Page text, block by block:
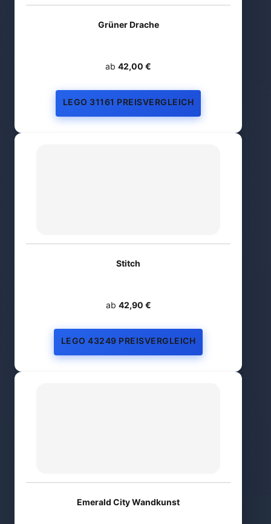
Grüner Drache
ab 42,00 €
LEGO 31161 PREISVERGLEICH
Stitch
ab 42,90 €
LEGO 43249 PREISVERGLEICH
Emerald City Wandkunst